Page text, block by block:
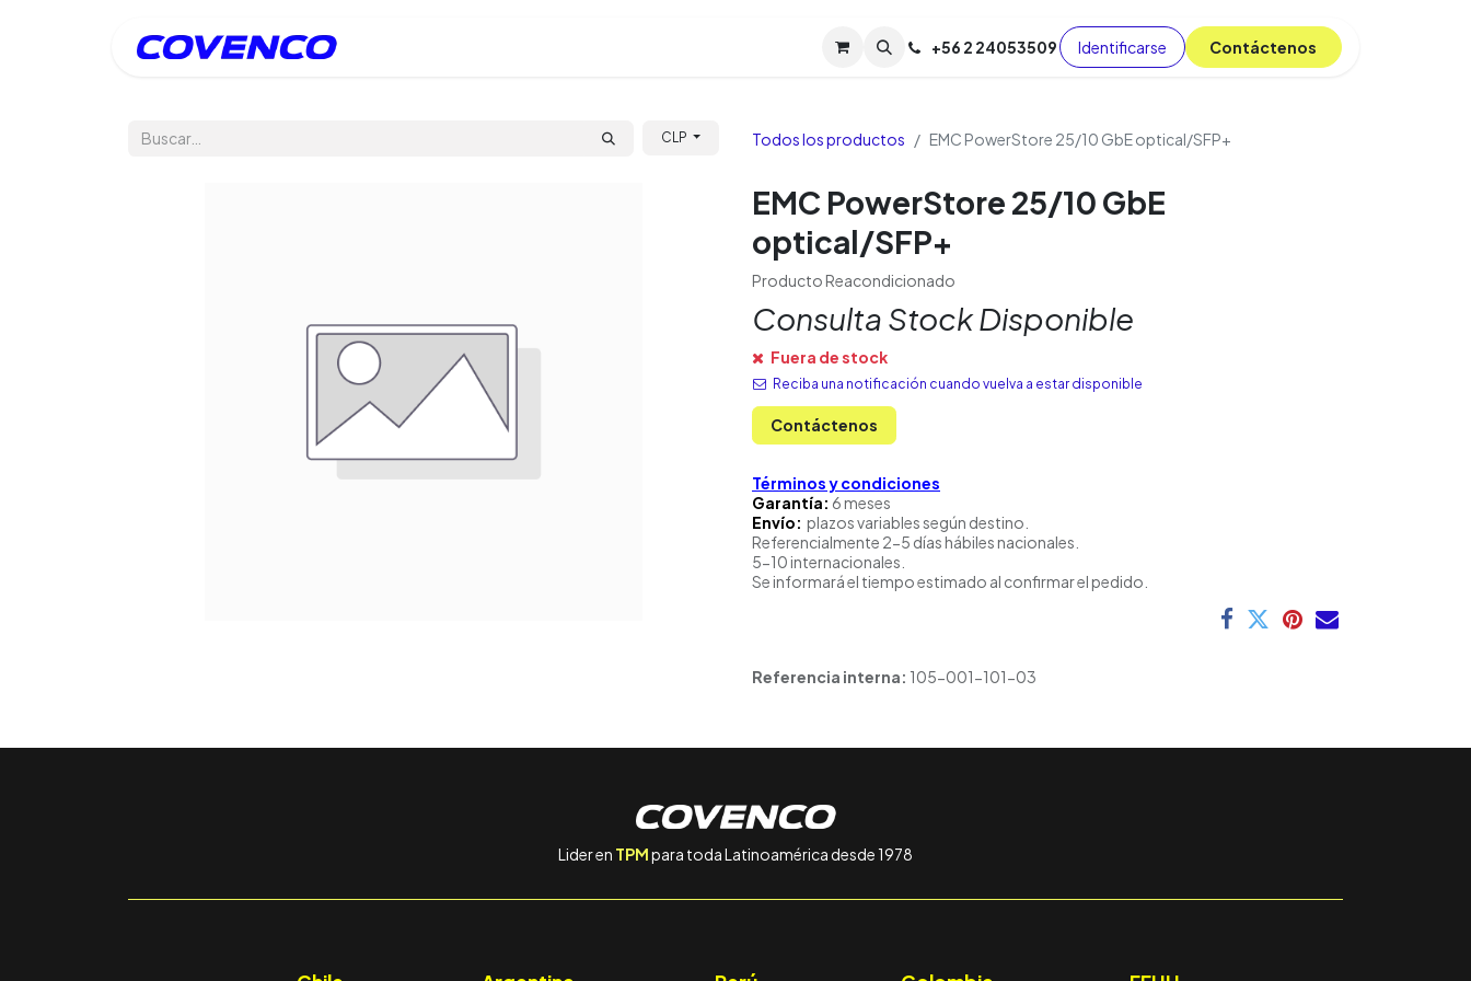
Soporte TPM (CL) Tienda Cursos Blog
+56 2 24053509 Identificarse C​​​​ont​​​​áct​​​​​​en​​​​​​os
CLP Todos los productos EMC PowerStore 25/10 GbE optical/SFP+
EMC PowerStore 25/10 GbE
optical/SFP+
Producto Reacondicionado
Consulta Stock Disponible
Fuera de stock
Reciba una notificación cuando vuelva a estar disponible
Contáctenos
Términos y condiciones
Garantía: 6 meses
Envío: plazos variables según destino.
Referencialmente 2-5 días hábiles nacionales.
5-10 internacionales.
Se informará el tiempo estimado al confirmar el pedido.
Referencia interna: 105-001-101-03
Lider en TPMpara toda Latinoamérica desde 1978